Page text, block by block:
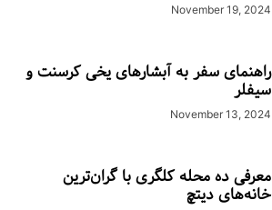
November 19, 2024
راهنمای سفر به آبشارهای یخی کرسنت و
سیفلر
November 13, 2024
معرفی ده محله کلگری با گران‌ترین
خانه‌های دیتچ